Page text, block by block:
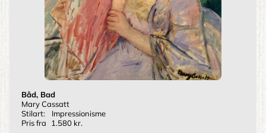
Båd, Bad
Mary Cassatt
Stilart:
Impressionisme
Pris fra
1.580 kr.